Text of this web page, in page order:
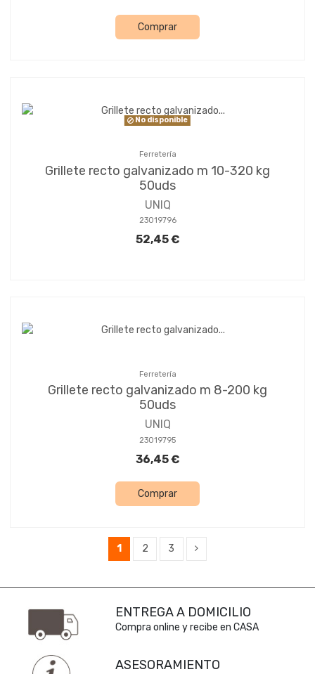
Comprar
No disponible
Ferretería
Grillete recto galvanizado m 10-320 kg
50uds
UNIQ
23019796
52,45 €
Ferretería
Grillete recto galvanizado m 8-200 kg
50uds
UNIQ
23019795
36,45 €
Comprar
1 2 3
ENTREGA A DOMICILIO
Compra online y recibe en CASA
ASESORAMIENTO